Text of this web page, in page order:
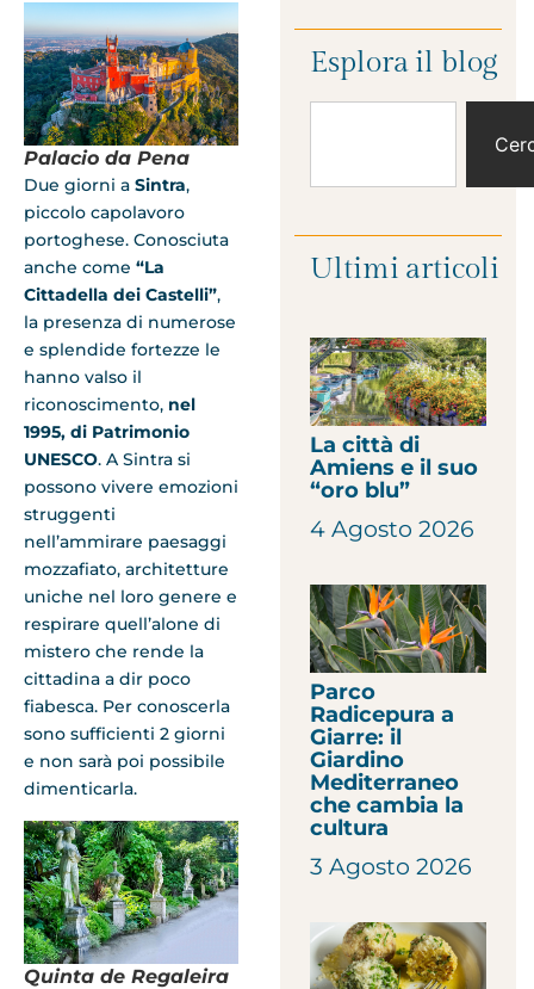
Palacio da Pena
Due giorni a Sintra,
piccolo capolavoro
portoghese. Conosciuta
anche come “La
Cittadella dei Castelli”,
la presenza di numerose
e splendide fortezze le
hanno valso il
riconoscimento, nel
1995, di Patrimonio
UNESCO. A Sintra si
possono vivere emozioni
struggenti
nell’ammirare paesaggi
mozzafiato, architetture
uniche nel loro genere e
respirare quell’alone di
mistero che rende la
cittadina a dir poco
fiabesca. Per conoscerla
sono sufficienti 2 giorni
e non sarà poi possibile
dimenticarla.
Quinta de Regaleira
Esplora il blog
Ultimi articoli
La città di
Amiens e il suo
“oro blu”
4 Agosto 2026
Parco
Radicepura a
Giarre: il
Giardino
Mediterraneo
che cambia la
cultura
3 Agosto 2026